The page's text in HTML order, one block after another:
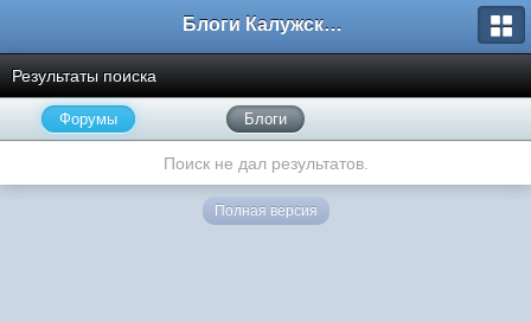
Блоги Калужского перекрестка
Результаты поиска
Форумы Блоги
Поиск не дал результатов.
Полная версия